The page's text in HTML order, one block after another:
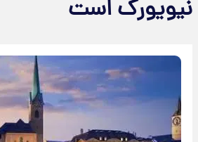
نیویورک است